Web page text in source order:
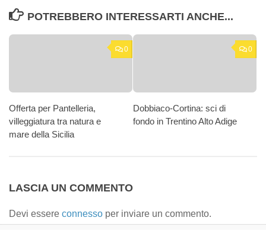
POTREBBERO INTERESSARTI ANCHE...
0
Offerta per Pantelleria,
villeggiatura tra natura e
mare della Sicilia
0
Dobbiaco-Cortina: sci di
fondo in Trentino Alto Adige
LASCIA UN COMMENTO
Devi essere connesso per inviare un commento.